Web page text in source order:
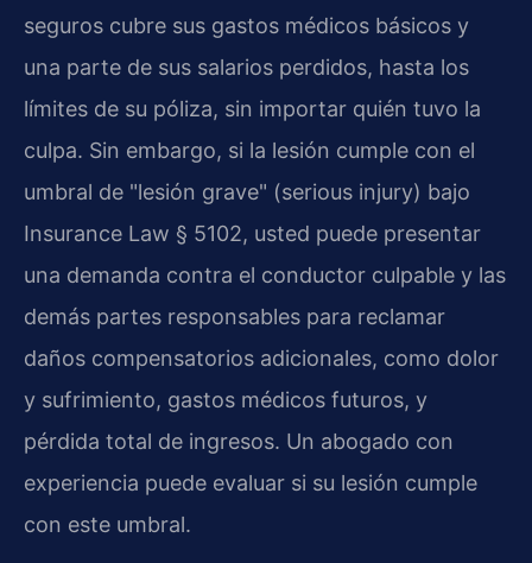
seguros cubre sus gastos médicos básicos y
una parte de sus salarios perdidos, hasta los
límites de su póliza, sin importar quién tuvo la
culpa. Sin embargo, si la lesión cumple con el
umbral de "lesión grave" (serious injury) bajo
Insurance Law § 5102, usted puede presentar
una demanda contra el conductor culpable y las
demás partes responsables para reclamar
daños compensatorios adicionales, como dolor
y sufrimiento, gastos médicos futuros, y
pérdida total de ingresos. Un abogado con
experiencia puede evaluar si su lesión cumple
con este umbral.